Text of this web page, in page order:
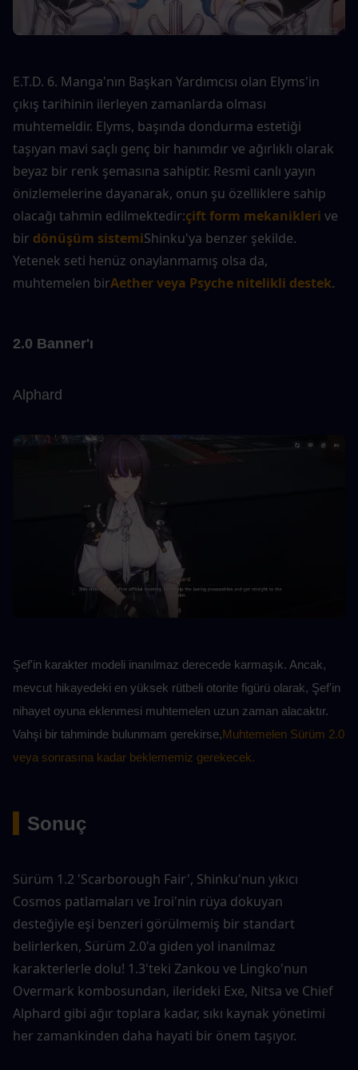
E.T.D. 6. Manga'nın Başkan Yardımcısı olan Elyms'in
çıkış tarihinin ilerleyen zamanlarda olması
muhtemeldir. Elyms, başında dondurma estetiği
taşıyan mavi saçlı genç bir hanımdır ve ağırlıklı olarak
beyaz bir renk şemasına sahiptir. Resmi canlı yayın
önizlemelerine dayanarak, onun şu özelliklere sahip
olacağı tahmin edilmektedir:çift form mekanikleri ve
bir dönüşüm sistemiShinku'ya benzer şekilde.
Yetenek seti henüz onaylanmamış olsa da,
muhtemelen birAether veya Psyche nitelikli destek.
2.0 Banner'ı
Alphard
Şef'in karakter modeli inanılmaz derecede karmaşık. Ancak,
mevcut hikayedeki en yüksek rütbeli otorite figürü olarak, Şef'in
nihayet oyuna eklenmesi muhtemelen uzun zaman alacaktır.
Vahşi bir tahminde bulunmam gerekirse,Muhtemelen Sürüm 2.0
veya sonrasına kadar beklememiz gerekecek.
Sonuç
Sürüm 1.2 'Scarborough Fair', Shinku'nun yıkıcı
Cosmos patlamaları ve Iroi'nin rüya dokuyan
desteğiyle eşi benzeri görülmemiş bir standart
belirlerken, Sürüm 2.0'a giden yol inanılmaz
karakterlerle dolu! 1.3'teki Zankou ve Lingko'nun
Overmark kombosundan, ilerideki Exe, Nitsa ve Chief
Alphard gibi ağır toplara kadar, sıkı kaynak yönetimi
her zamankinden daha hayati bir önem taşıyor.